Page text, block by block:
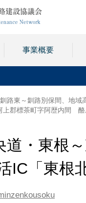
事業概要
路東～釧路別保間、地域
上郡標茶町字阿歴内間
道・東根
「東根